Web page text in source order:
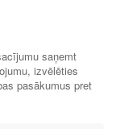
saņemt
izvēlēties
pasākumus pret